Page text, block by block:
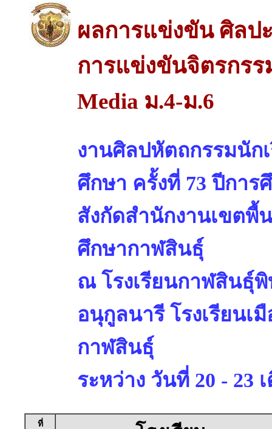
ผลการแข่งขัน ศิลป
การแข่งขันจิตรกร
Media ม.4-ม.6
งานศิลปหัตถกรรมนัก
ศึกษา ครั้งที่ 73 ปีการ
สังกัดสำนักงานเขตพื้
ศึกษากาฬสินธุ์
ณ โรงเรียนกาฬสินธุ์พิ
อนุกูลนารี โรงเรียนเ
กาฬสินธุ์
ระหว่าง วันที่ 20 - 23
ที่